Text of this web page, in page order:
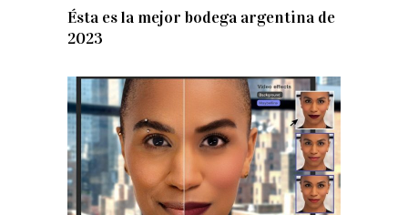
Ésta es la mejor bodega argentina de
2023